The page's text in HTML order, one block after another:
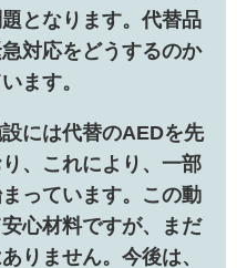
となります。代替品
対応をどうするのか
ます。
には代替のAEDを先
、これにより、一部
っています。この動
心材料ですが、まだ
りません。今後は、